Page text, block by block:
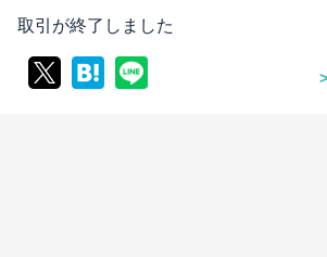
取引が終了しました